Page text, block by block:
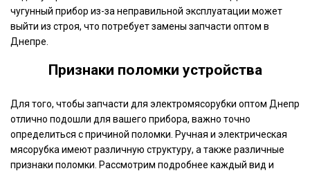
чугунный прибор из-за неправильной эксплуатации может
выйти из строя, что потребует замены запчасти оптом в
Днепре.
Признаки поломки устройства
Для того, чтобы запчасти для электромясорубки оптом Днепр
отлично подошли для вашего прибора, важно точно
определиться с причиной поломки. Ручная и электрическая
мясорубка имеют различную структуру, а также различные
признаки поломки. Рассмотрим подробнее каждый вид и